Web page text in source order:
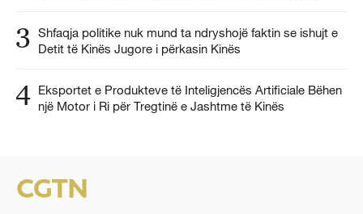
3 Shfaqja politike nuk mund ta ndryshojë faktin se ishujt e
Detit të Kinës Jugore i përkasin Kinës
4 Eksportet e Produkteve të Inteligjencës Artificiale Bëhen
një Motor i Ri për Tregtinë e Jashtme të Kinës